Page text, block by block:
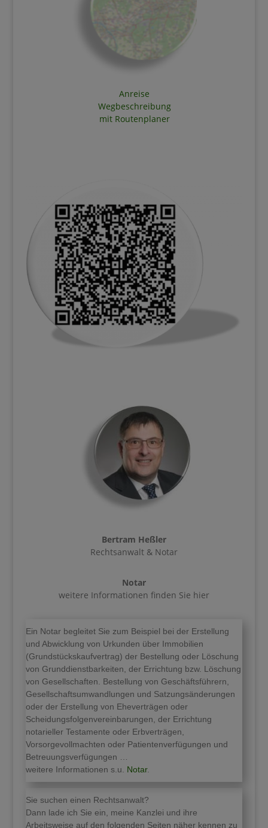
Anreise
Wegbeschreibung
mit Routenplaner
Bertram Heßler
Rechtsanwalt & Notar
Notar
weitere Informationen finden Sie hier
Ein Notar begleitet Sie zum Beispiel bei der Erstellung
und Abwicklung von Urkunden über Immobilien
(Grundstückskaufvertrag) der Bestellung oder Löschung
von Grunddienstbarkeiten, der Errichtung bzw. Löschung
von Gesellschaften. Bestellung von Geschäftsführern,
Gesellschaftsumwandlungen und Satzungsänderungen
oder der Erstellung von Eheverträgen oder
Scheidungsfolgenvereinbarungen, der Errichtung
notarieller Testamente oder Erbverträgen,
Vorsorgevollmachten oder Patientenverfügungen und
Betreuungsverfügungen …
weitere Informationen s.u. Notar.
Sie suchen einen Rechtsanwalt?
Dann lade ich Sie ein, meine Kanzlei und ihre
Arbeitsweise auf den folgenden Seiten näher kennen zu